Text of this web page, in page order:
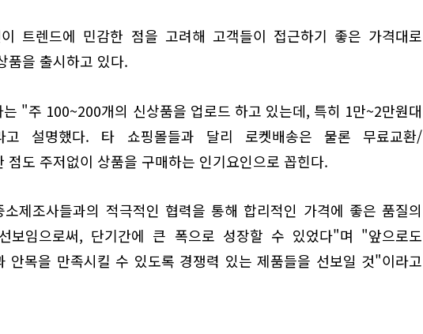
트렌드에 민감한 점을 고려해 고객들이 접근하기 좋은 가격대로
품을 출시하고 있다.
"주 100~200개의 신상품을 업로드 하고 있는데, 특히 1만~2만원대
고 설명했다. 타 쇼핑몰들과 달리 로켓배송은 물론 무료교환/
점도 주저없이 상품을 구매하는 인기요인으로 꼽힌다.
제조사들과의 적극적인 협력을 통해 합리적인 가격에 좋은 품질의
보임으로써, 단기간에 큰 폭으로 성장할 수 있었다"며 "앞으로도
안목을 만족시킬 수 있도록 경쟁력 있는 제품들을 선보일 것"이라고